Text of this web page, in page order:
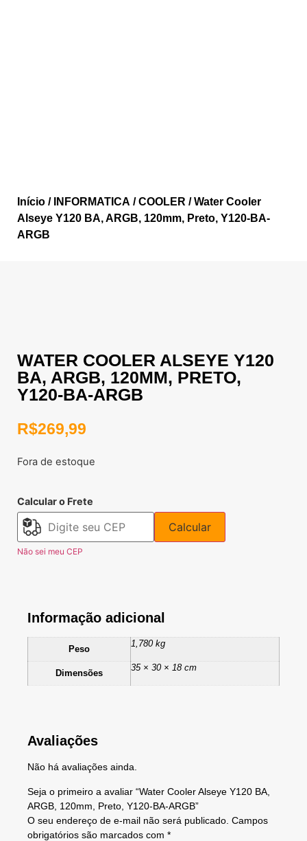
Início / INFORMATICA /COOLER / Water Cooler
Alseye Y120 BA, ARGB, 120mm, Preto, Y120-BA-
ARGB
WATER COOLER ALSEYE Y120
BA, ARGB, 120MM, PRETO,
Y120-BA-ARGB
R$269,99
Fora de estoque
Calcular o Frete
Calcular
Não sei meu CEP
Informação adicional
Peso
1,780 kg
Dimensões
35 × 30 × 18 cm
Avaliações
Não há avaliações ainda.
Seja o primeiro a avaliar “Water Cooler Alseye Y120 BA,
ARGB, 120mm, Preto, Y120-BA-ARGB”
O seu endereço de e-mail não será publicado. Campos
obrigatórios são marcados com *